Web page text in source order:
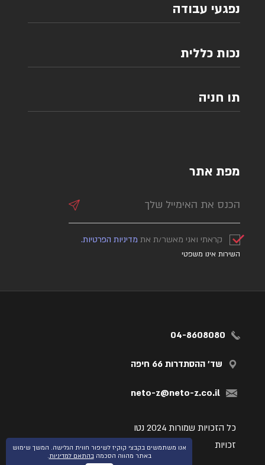
מפת אתר
קראתי ואני מאשר/ת את מדיניות הפרטיות.
השירות אינו משפטי
נפגעי עבודה
נכות כללית
תו חניה
04-8608080
שד' ההסתדרות 66 חיפה
neto-z@neto-z.co.il
כל הזכויות שמורות 2024 נטו
זכויות
אנו משתמשים בקבצי קוקיז לשיפור חווית הגלישה. המשך שימוש
באתר מהווה הסכמהבהתאם למדיניות.